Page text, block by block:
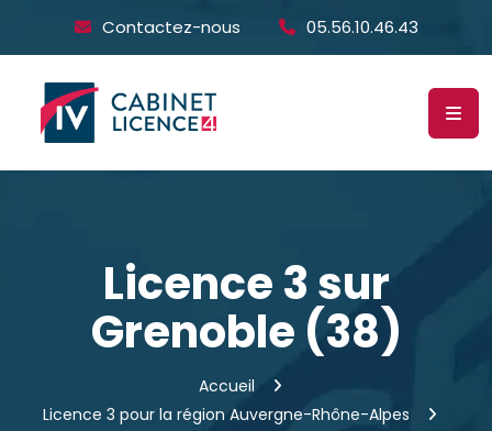
Contactez-nous 05.56.10.46.43
Licence 3 sur
Grenoble (38)
Accueil
Licence 3 pour la région Auvergne-Rhône-Alpes